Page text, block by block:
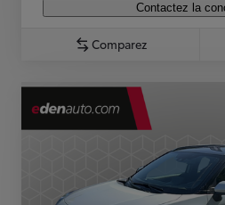
Contactez la
Comparez